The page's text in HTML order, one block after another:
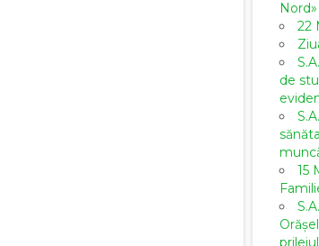
Nord»
22
de
15